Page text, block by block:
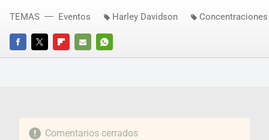
FACEBOOKTWITTERFLIPBOARD
E-
WHATSAPP
TEMAS Eventos Harley Davidson Concentraciones
Comentarios cerrados